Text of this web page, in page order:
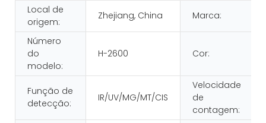
Local de
origem:
Zhejiang, China Marca:
Número
do
modelo:
H-2600 Cor:
Função de
detecção:
IR/UV/MG/MT/CIS
Velocidade
de
contagem: